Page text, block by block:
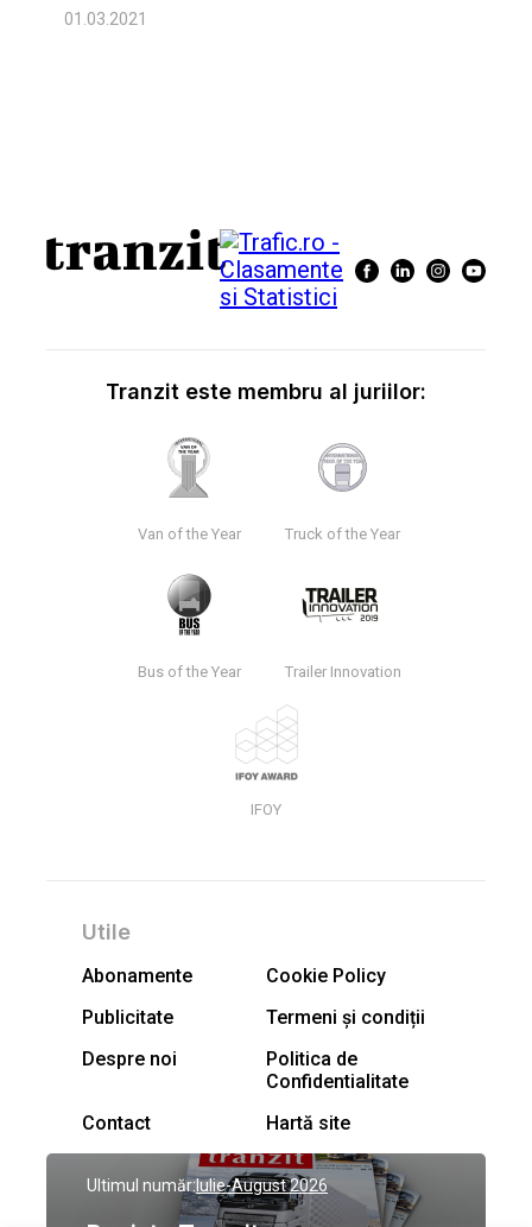
01.03.2021
Tranzit este membru al juriilor:
Van of the Year Truck of the Year
Bus of the Year Trailer Innovation
IFOY
Utile
Abonamente
Cookie Policy
Publicitate
Termeni și condiții
Despre noi
Politica de
Confidentialitate
Contact
Hartă site
Ultimul număr:Iulie-August 2026